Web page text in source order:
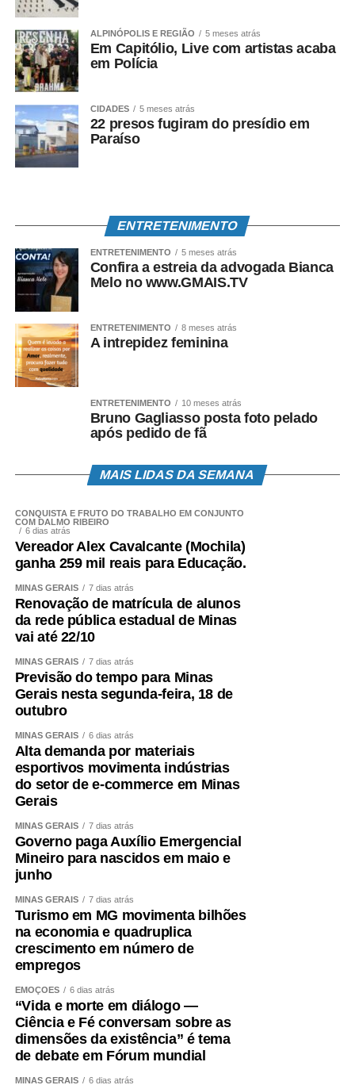
ALPINÓPOLIS E REGIÃO 5 meses atrás
Em Capitólio, Live com artistas acaba
em Polícia
CIDADES 5 meses atrás
22 presos fugiram do presídio em
Paraíso
ENTRETENIMENTO
ENTRETENIMENTO 5 meses atrás
Confira a estreia da advogada Bianca
Melo no www.GMAIS.TV
ENTRETENIMENTO 8 meses atrás
A intrepidez feminina
ENTRETENIMENTO 10 meses atrás
Bruno Gagliasso posta foto pelado
após pedido de fã
MAIS LIDAS DA SEMANA
CONQUISTA É FRUTO DO TRABALHO EM CONJUNTO
COM DALMO RIBEIRO
6 dias atrás
Vereador Alex Cavalcante (Mochila)
ganha 259 mil reais para Educação.
MINAS GERAIS 7 dias atrás
Renovação de matrícula de alunos
da rede pública estadual de Minas
vai até 22/10
MINAS GERAIS 7 dias atrás
Previsão do tempo para Minas
Gerais nesta segunda-feira, 18 de
outubro
MINAS GERAIS 6 dias atrás
Alta demanda por materiais
esportivos movimenta indústrias
do setor de e-commerce em Minas
Gerais
MINAS GERAIS 7 dias atrás
Governo paga Auxílio Emergencial
Mineiro para nascidos em maio e
junho
MINAS GERAIS 7 dias atrás
Turismo em MG movimenta bilhões
na economia e quadruplica
crescimento em número de
empregos
EMOÇÕES 6 dias atrás
“Vida e morte em diálogo —
Ciência e Fé conversam sobre as
dimensões da existência” é tema
de debate em Fórum mundial
MINAS GERAIS 6 dias atrás